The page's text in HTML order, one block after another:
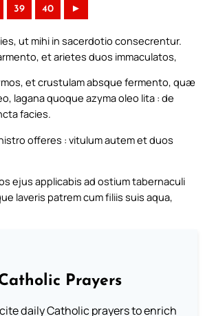
39 40 ►
ut mihi in sacerdotio consecrentur.
et arietes duos immaculatos,
et crustulam absque fermento, quæ
lagana quoque azyma oleo lita : de
facies.
offeres : vitulum autem et duos
ejus applicabis ad ostium tabernaculi
laveris patrem cum filiis suis aqua,
Prayers
daily Catholic prayers to enrich